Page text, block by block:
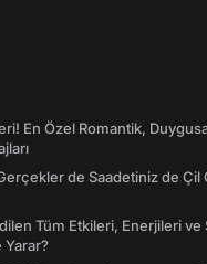
En Özel Romantik,
de Saadetiniz de Çil
Tüm Etkileri, Enerjileri ve
Yarar?